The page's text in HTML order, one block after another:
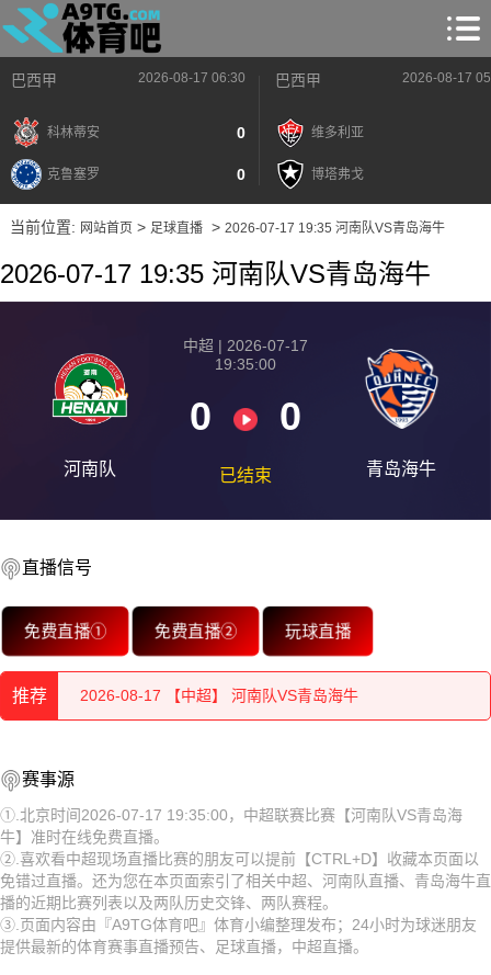
巴西甲 2026-08-17 06:30
科林蒂安 0
克鲁塞罗 0
巴西甲 2026-08-17
维多利亚
博塔弗戈
当前位置: 网站首页> 足球直播> 2026-07-17 19:35 河南队VS青岛海牛
2026-07-17 19:35 河南队VS青岛海牛
河南队
中超 | 2026-07-17
19:35:00
0 0
已结束 青岛海牛
直播信号
免费直播① 免费直播② 玩球直播
推荐
2026-08-17 【中超】 河南队VS青岛海牛
2026-08-17 【中超】 河南队VS青岛海牛
2026-08-17 【中超】 河南队VS青岛海牛
2026-08-17 【中超】 河南队VS青岛海牛
2026-08-17 【中超】 河南队VS青岛海牛
2026-08-17 【中超】 河南队VS青岛海牛
2026-08-17 【中超】 河南队VS青岛海牛
2026-08-17 【中超】 河南队VS青岛海牛
赛事源
①.北京时间2026-07-17 19:35:00，中超联赛比赛【河南队VS青岛海
牛】准时在线免费直播。
②.喜欢看中超现场直播比赛的朋友可以提前【CTRL+D】收藏本页面以
免错过直播。还为您在本页面索引了相关中超、河南队直播、青岛海牛直
播的近期比赛列表以及两队历史交锋、两队赛程。
③.页面内容由『A9TG体育吧』体育小编整理发布；24小时为球迷朋友
提供最新的体育赛事直播预告、足球直播，中超直播。